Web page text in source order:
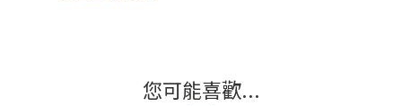
您可能喜歡...